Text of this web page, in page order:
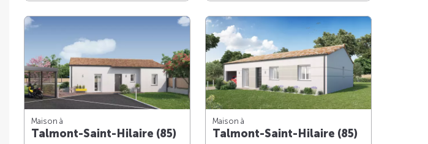
Maison à
Talmont-Saint-Hilaire (85)
Maison à
Talmont-Saint-Hilaire (85)